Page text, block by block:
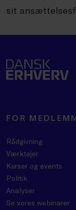
sit
FOR
Rådgivning
Værktøjer
Kurser og events
Politik
Analyser
Se vores webinarer